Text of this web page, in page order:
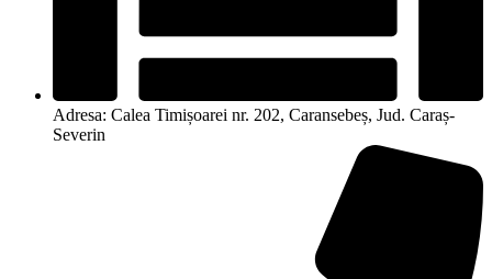
Adresa: Calea Timișoarei nr. 202, Caransebeș, Jud. Caraș-
Severin